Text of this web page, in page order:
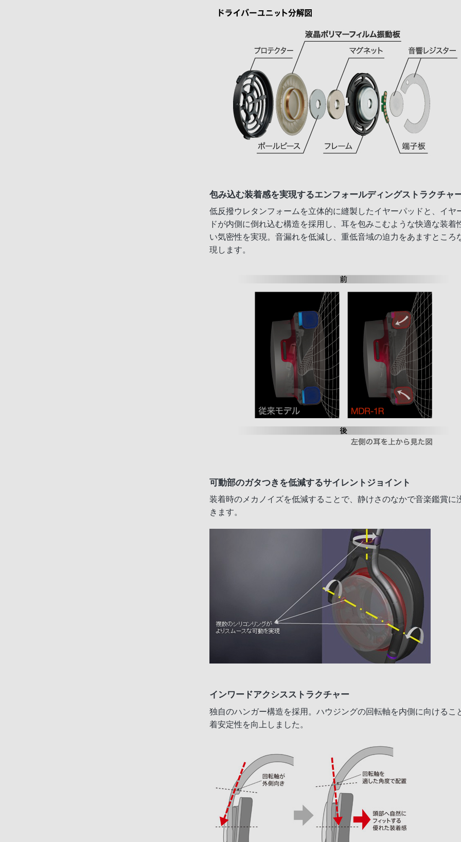
包み込む装着感を実現するエンフォールディングストラクチャ
低反撥ウレタンフォームを立体的に縫製したイヤーパッドと、イヤ
ドが内側に倒れ込む構造を採用し、耳を包みこむような快適な装着
い気密性を実現。音漏れを低減し、重低音域の迫力をあますところ
現します。
可動部のガタつきを低減するサイレントジョイント
装着時のメカノイズを低減することで、静けさのなかで音楽鑑賞に
きます。
インワードアクシスストラクチャー
独自のハンガー構造を採用。ハウジングの回転軸を内側に向けるこ
着安定性を向上しました。